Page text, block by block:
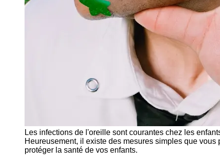
Les infections de l'oreille sont courantes chez les
Heureusement, il existe des mesures simples que
protéger la santé de vos enfants.